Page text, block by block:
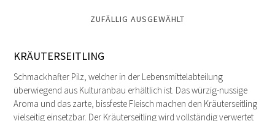
ZUFÄLLIG AUSGEWÄHLT
KRÄUTERSEITLING
Schmackhafter Pilz, welcher in der Lebensmittelabteilung
überwiegend aus Kulturanbau erhältlich ist. Das würzig-nussige
Aroma und das zarte, bissfeste Fleisch machen den Kräuterseitling
vielseitig einsetzbar. Der Kräuterseitling wird vollständig verwertet